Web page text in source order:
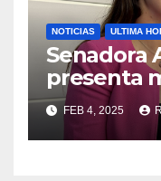
NOTICIAS ULTIMA
Senadora
presenta
violencia
FEB 4, 2025